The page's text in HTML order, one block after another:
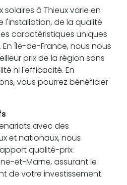
à Thieux varie en
l'installation, de la qualité
caractéristiques uniques
Île-de-France, nous nous
prix de la région sans
ni l'efficacité. En
vous pourrez bénéficier
avec des
et nationaux, nous
qualité-prix
et-Marne, assurant le
de votre investissement.